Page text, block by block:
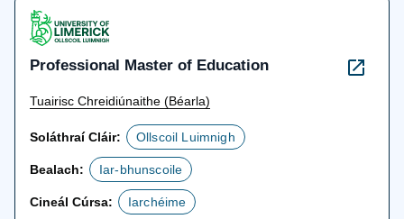
Professional Master of Education
Tuairisc Chreidiúnaithe (Béarla)
Soláthraí Cláir: Ollscoil Luimnigh
Bealach: Iar-bhunscoile
Cineál Cúrsa: Iarchéime